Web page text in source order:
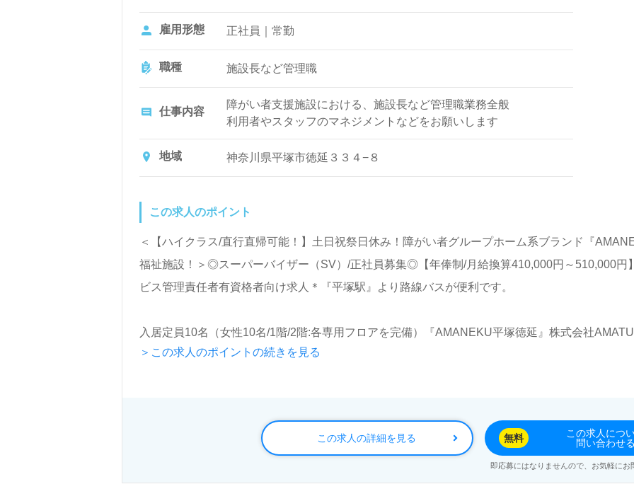
雇用形態 正社員｜常勤
職種 施設長など管理職
仕事内容
障がい者支援施設における、施設長など管理職業務全般
利用者やスタッフのマネジメントなどをお願いします
地域 神奈川県平塚市徳延３３４−８
この求人のポイント
＜【ハイクラス/直行直帰可能！】土日祝祭日休み！障がい者グループホーム系ブランド『
福祉施設！＞◎スーパーバイザー（SV）/正社員募集◎【年俸制/月給換算410,000円～510,000円
ビス管理責任者有資格者向け求人＊『平塚駅』より路線バスが便利です。
入居定員10名（女性10名/1階/2階:各専用フロアを完備）『AMANEKU平塚徳延』株式会社
運営です。神奈川県を中心に訪問看護、障碍者支援施設、土地活用/コンサルティング、建設事業
看護助手や介護職経験をベースに何らかの管理職経験のある方をお迎えします。幅広い年代層の
働きやすい環境面や制度整備も嬉しいポイント！『障がい福祉支援事業への想いをカタチにした
『複数拠点のエリアマネジメントにチャレンジしたい』『転職で施設形態や環境を変えてチャレ
＞この求人のポイントの続きを見る
この求人の詳細を見る 無料
この求人につ
問い合わせる
即応募にはなりませんので、お気軽にお